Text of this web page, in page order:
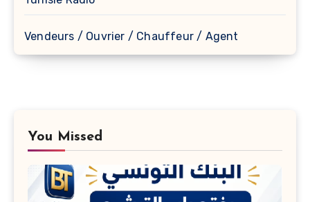
Vendeurs / Ouvrier / Chauffeur / Agent
You Missed